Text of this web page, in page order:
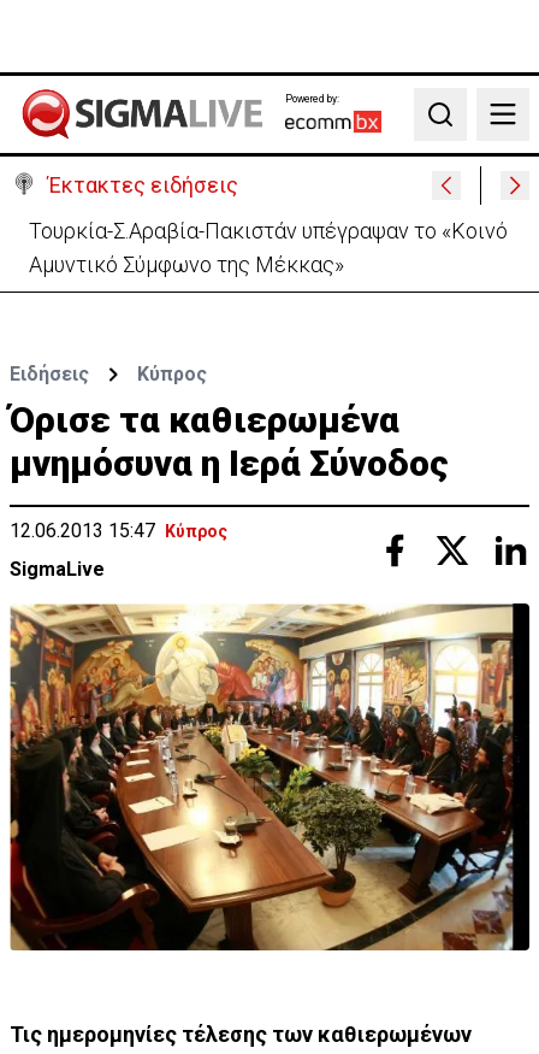
Powered by:
Search
Έκτακτες ειδήσεις
Αστυνομία: 119 επαναπατρισμοί σε μία ημέρα –
Στους 5.288 από την αρχή του έτου
Ειδήσεις Κύπρος
Όρισε τα καθιερωμένα
μνημόσυνα η Ιερά Σύνοδος
12.06.2013 15:47 Κύπρος
SigmaLive
Τις ημερομηνίες τέλεσης των καθιερωμένων